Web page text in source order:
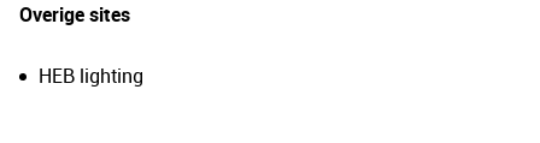
Overige sites
HEB lighting